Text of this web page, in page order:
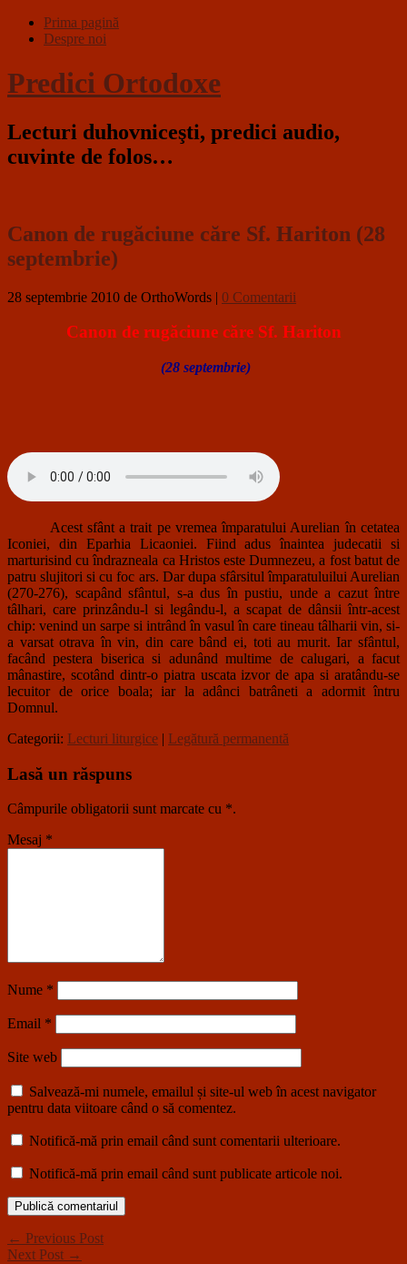
Prima pagină
Despre noi
Predici Ortodoxe
Lecturi duhovniceşti, predici audio,
cuvinte de folos…
Canon de rugăciune căre Sf. Hariton (28
septembrie)
28 septembrie 2010 de OrthoWords | 0 Comentarii
Canon de rugăciune căre Sf. Hariton
(28 septembrie)
Acest sfânt a trait pe vremea împaratului Aurelian în cetatea
Iconiei, din Eparhia Licaoniei. Fiind adus înaintea judecatii si
marturisind cu îndrazneala ca Hristos este Dumnezeu, a fost batut de
patru slujitori si cu foc ars. Dar dupa sfârsitul împaratuluilui Aurelian
(270-276), scapând sfântul, s-a dus în pustiu, unde a cazut între
tâlhari, care prinzându-l si legându-l, a scapat de dânsii într-acest
chip: venind un sarpe si intrând în vasul în care tineau tâlharii vin, si-
a varsat otrava în vin, din care bând ei, toti au murit. Iar sfântul,
facând pestera biserica si adunând multime de calugari, a facut
mânastire, scotând dintr-o piatra uscata izvor de apa si aratându-se
lecuitor de orice boala; iar la adânci batrâneti a adormit întru
Domnul.
Categorii: Lecturi liturgice | Legătură permanentă
Lasă un răspuns
Câmpurile obligatorii sunt marcate cu *.
Mesaj *
Nume *
Email *
Site web
Salvează-mi numele, emailul și site-ul web în acest navigator
pentru data viitoare când o să comentez.
Notifică-mă prin email când sunt comentarii ulterioare.
Notifică-mă prin email când sunt publicate articole noi.
← Previous Post
Next Post →